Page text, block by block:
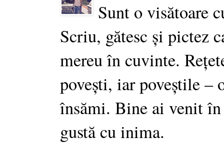
Sunt o visătoare
Scriu, gătesc și pictez
mereu în cuvinte.
povești, iar poveștile –
însămi. Bine ai venit
gustă cu inima.